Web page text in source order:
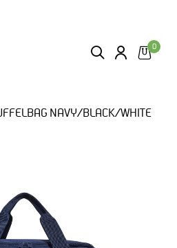
ZOEKEN LOGIN
0
NAVY/BLACK/WHITE